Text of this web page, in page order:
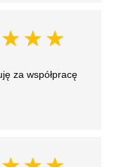
za współpracę